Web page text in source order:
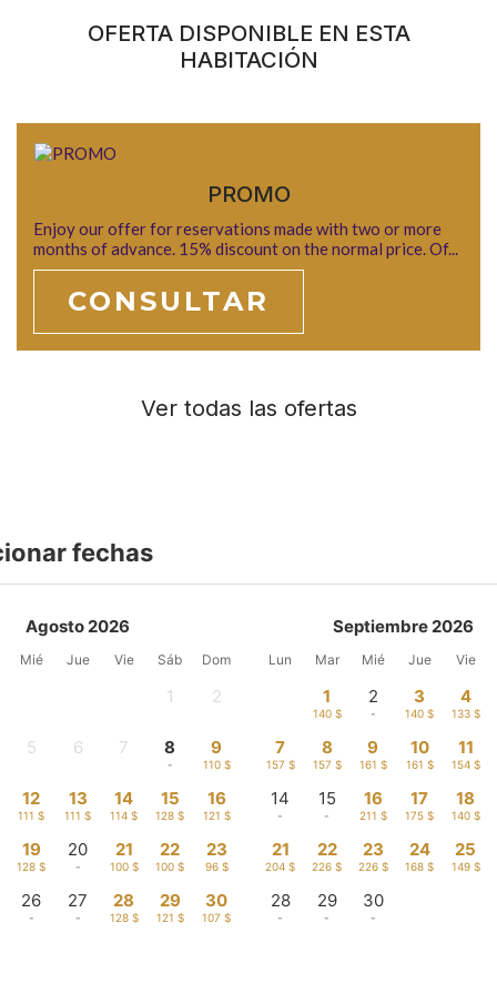
OFERTA DISPONIBLE EN ESTA
HABITACIÓN
PROMO
Enjoy our offer for reservations made with two or more
months of advance. 15% discount on the normal price. Of...
CONSULTAR
Ver todas las ofertas
fechas
Agosto 2026
Mié Jue Vie Sáb Dom
1 2
5 6 7 8
-
9
110 $
12
111 $
13
111 $
14
114 $
15
128 $
16
121 $
19
128 $
20
-
21
100 $
22
100 $
23
96 $
26
-
27
-
28
128 $
29
121 $
30
107 $
Septiembre 2026
Lun Mar Mié Jue Vie
1
140 $
2
-
3
140 $
4
133 $
7
157 $
8
157 $
9
161 $
10
161 $
11
154 $
14
-
15
-
16
211 $
17
175 $
18
140 $
21
204 $
22
226 $
23
226 $
24
168 $
25
149 $
28
-
29
-
30
-